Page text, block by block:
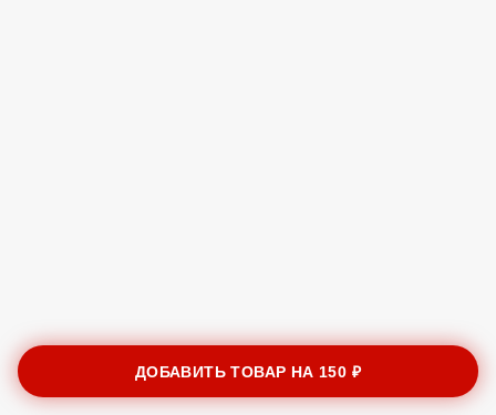
ДОБАВИТЬ ТОВАР НА 150 ₽